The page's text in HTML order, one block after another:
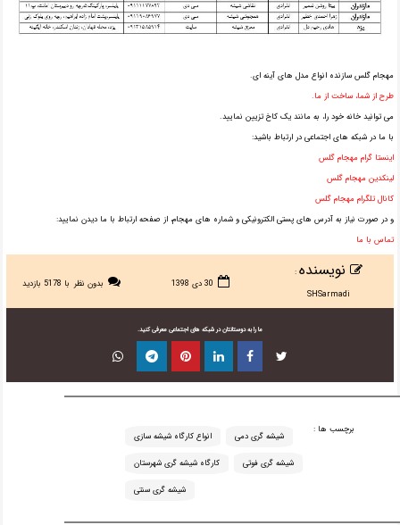
مهجام گلس سازنده انواع مدل های آینه ای.
طرح از شما، ساخت از ما.
می توانید خانه خود را، به مانند یک کاخ تزیین نمایید.
با ما در شبکه های اجتماعی در ارتباط باشید:
اینستا گرام مهجام گلس
لینکدین مهجام گلس
کانال تلگرام مهجام گلس
و در صورت نیاز به آدرس های پستی الکترونیکی و شماره های مهجام، از صفحه ارتباط با ما دیدن نمایید:
تماس با ما
نویسنده:
SHSarmadi
30 دی 1398 بدون نظر با 5178 بازدید
ما را به دوستانتان در شبکه های اجتماعی معرفی کنید.
برچسب ها :
انواع کارگاه شیشه سازی شیشه گری دمی
شیشه گری سنتی
شیشه گری فوتی کارگاه شیشه گری شهرستان